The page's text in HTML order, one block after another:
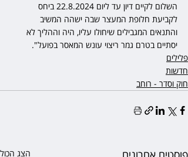
השלום לקיים דיון עד ליום 22.8.2024 ביחס
לקביעת חלופת המעצר שבה ישהה המשיב
והתנאים המגבילים שיחולו עליו, היה וההליך לא
יסתיים בטרם גמר ריצוי עונש המאסר בפועל".
פלילים
חדשות
חוק וסדר - רוחב
הצג הכול